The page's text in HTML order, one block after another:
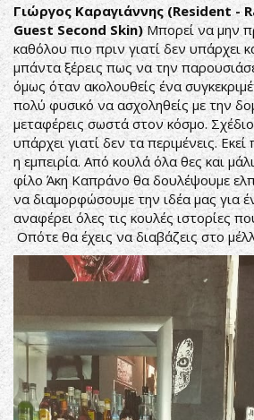
Γιώργος Καραγιάννης (Resident -
Guest Second Skin)Μπορεί να μην
καθόλου πιο πριν γιατί δεν υπάρχει
μπάντα ξέρεις πως να την
όμως όταν ακολουθείς ένα
πολύ φυσικό να ασχοληθείς με την
μεταφέρεις σωστά στον κόσμο.
υπάρχει γιατί δεν τα περιμένεις.
η εμπειρία. Από κουλά όλα θες και
φίλο Άκη Καπράνο θα δουλέψουμε
να διαμορφώσουμε την ιδέα μας για
αναφέρει όλες τις κουλές ιστορίες
Οπότε θα έχεις να διαβάζεις στο